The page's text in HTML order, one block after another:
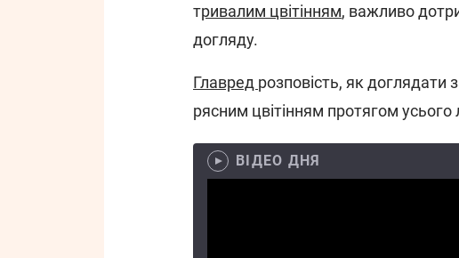
тривалим цвітінням, важливо
догляду.
Главред розповість, як доглядати
рясним цвітінням протягом усього
ВІДЕО ДНЯ